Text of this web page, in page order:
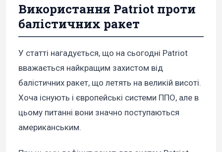
Використання Patriot проти
балістичних ракет
У статті нагадується, що на сьогодні Patriot
вважається найкращим захистом від
балістичних ракет, що летять на великій висоті.
Хоча існують і європейські системи ППО, але в
цьому питанні вони значно поступаються
американським.